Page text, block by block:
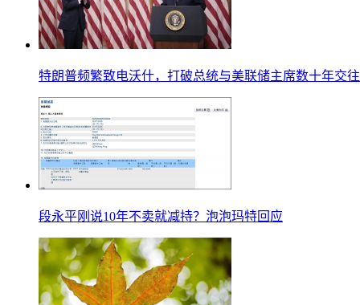
特朗普频繁致电沃什，打破总统与美联储主席数十年交
段永平刚说10年不卖就减持？泡泡玛特回应